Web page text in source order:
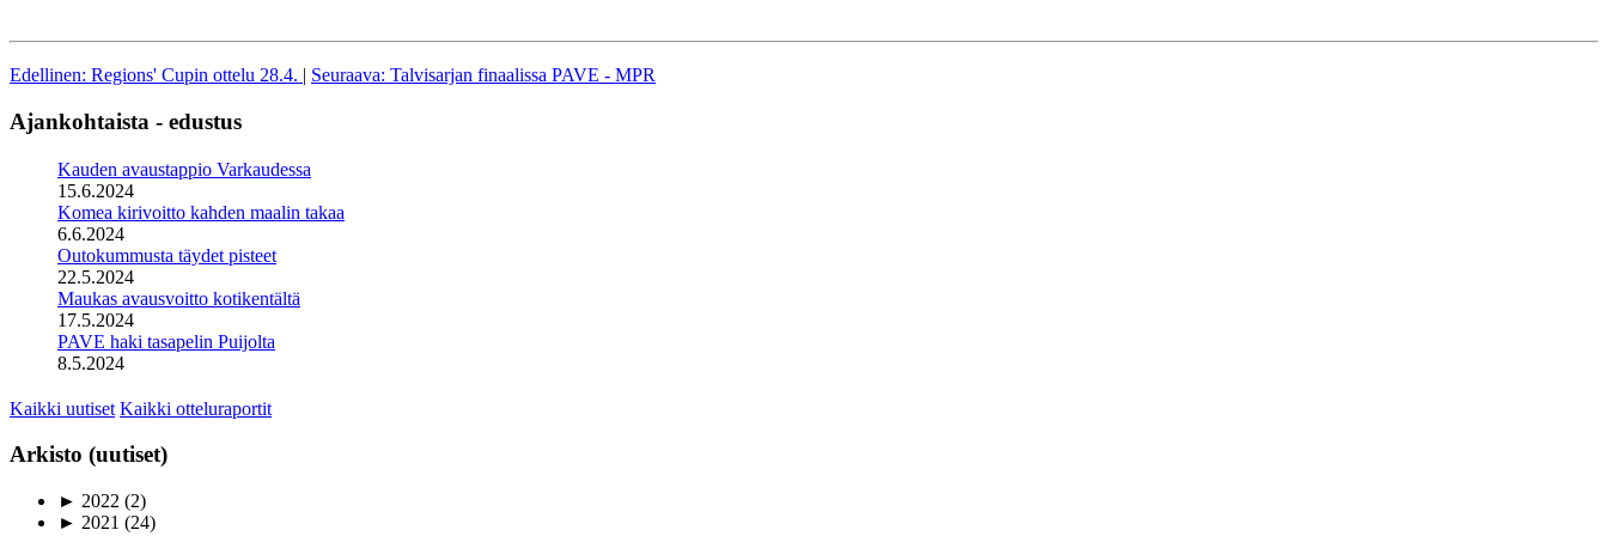
Edellinen: Regions' Cupin ottelu 28.4. | Seuraava: Talvisarjan finaalissa PAVE - MPR
Ajankohtaista - edustus
Kauden avaustappio Varkaudessa
15.6.2024
Komea kirivoitto kahden maalin takaa
6.6.2024
Outokummusta täydet pisteet
22.5.2024
Maukas avausvoitto kotikentältä
17.5.2024
PAVE haki tasapelin Puijolta
8.5.2024
Kaikki uutiset Kaikki otteluraportit
Arkisto (uutiset)
► 2022 (2)
► 2021 (24)